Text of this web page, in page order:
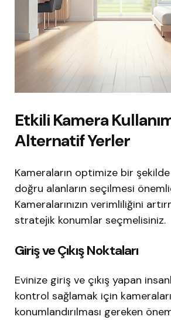
Etkili Kamera
Alternatif Yerler
Kameraların optimize bir şekilde
doğru alanların seçilmesi
Kameralarınızın verimliliğini
stratejik konumlar seçmelisiniz.
Giriş ve Çıkış Noktaları
Evinize giriş ve çıkış yapan
kontrol sağlamak için
konumlandırılması gereken